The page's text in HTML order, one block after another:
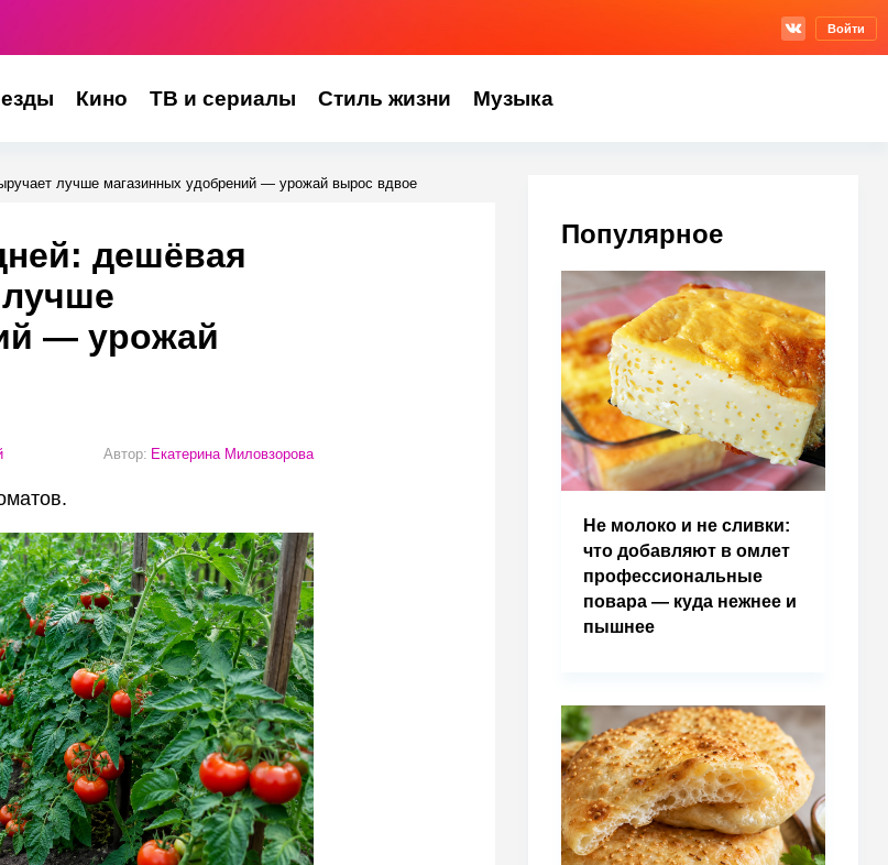
Войти
Кино ТВ и сериалы Стиль жизни Музыка
лучше магазинных удобрений — урожай вырос вдвое
дешёвая
— урожай
Автор: Екатерина Миловзорова
Популярное
Не молоко и не сливки:
что добавляют в омлет
профессиональные
повара — куда нежнее и
пышнее